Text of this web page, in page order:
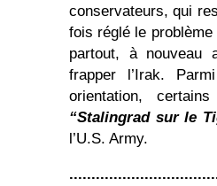
conservateurs, qui
fois réglé le
partout, à nouveau
frapper l’Irak.
orientation,
“Stalingrad sur le
l’U.S. Army.